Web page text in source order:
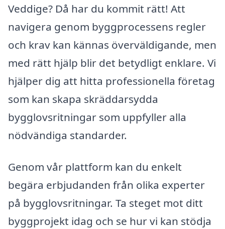
Veddige? Då har du kommit rätt! Att
navigera genom byggprocessens regler
och krav kan kännas överväldigande, men
med rätt hjälp blir det betydligt enklare. Vi
hjälper dig att hitta professionella företag
som kan skapa skräddarsydda
bygglovsritningar som uppfyller alla
nödvändiga standarder.
Genom vår plattform kan du enkelt
begära erbjudanden från olika experter
på bygglovsritningar. Ta steget mot ditt
byggprojekt idag och se hur vi kan stödja